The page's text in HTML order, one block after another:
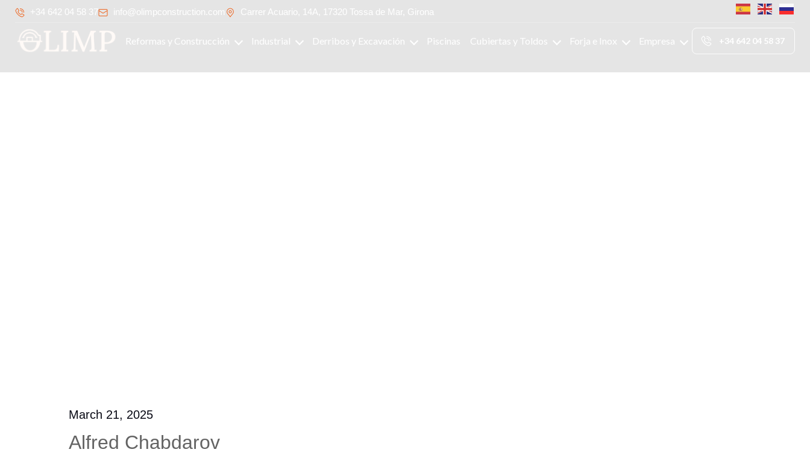
+34 642 04 58 37 info@olimpconstruction.com Carrer Acuario, 14A, 17320 Tossa de Mar, Girona
Reformas y Construcción Industrial Derribos y Excavación Piscinas Cubiertas y Toldos Forja e Inox Empresa +34 642 04 58 37
March 21, 2025
Alfred Chabdarov